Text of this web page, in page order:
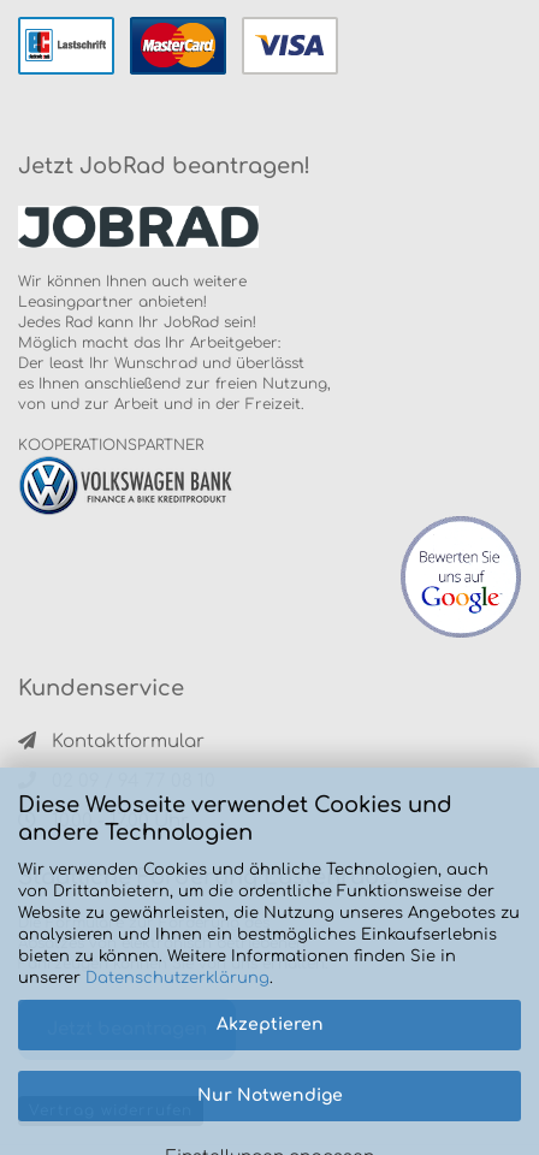
Diese Webseite verwendet Cookies und
andere Technologien
Wir verwenden Cookies und ähnliche Technologien, auch
von Drittanbietern, um die ordentliche Funktionsweise der
Website zu gewährleisten, die Nutzung unseres Angebotes zu
analysieren und Ihnen ein bestmögliches Einkaufserlebnis
bieten zu können. Weitere Informationen finden Sie in
unserer Datenschutzerklärung.
Akzeptieren
Nur Notwendige
Jetzt JobRad beantragen!
Wir können Ihnen auch weitere
Leasingpartner anbieten!
Jedes Rad kann Ihr JobRad sein!
Möglich macht das Ihr Arbeitgeber:
Der least Ihr Wunschrad und überlässt
es Ihnen anschließend zur freien Nutzung,
von und zur Arbeit und in der Freizeit.
KOOPERATIONSPARTNER
Kundenservice
Kontaktformular
10.00 - 17.00 Uhr
Staatliche Förderung Lastenräder
Die Formulare zur Förderung des
Absatzes von elektronisch betriebenen
Fahrzeugen können Sie von uns erhalten.